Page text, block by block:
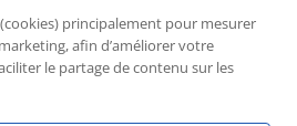
principalement pour mesurer
afin d’améliorer votre
le partage de contenu sur les